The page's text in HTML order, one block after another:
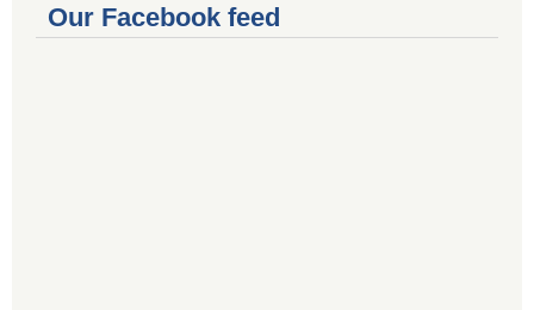
Our Facebook feed